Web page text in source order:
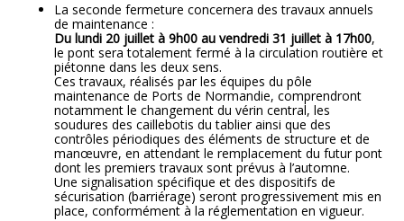
La seconde fermeture concernera des travaux annuels
de maintenance :
Du lundi 20 juillet à 9h00 au vendredi 31 juillet à 17h00,
le pont sera totalement fermé à la circulation routière et
piétonne dans les deux sens.
Ces travaux, réalisés par les équipes du pôle
maintenance de Ports de Normandie, comprendront
notamment le changement du vérin central, les
soudures des caillebotis du tablier ainsi que des
contrôles périodiques des éléments de structure et de
manœuvre, en attendant le remplacement du futur pont
dont les premiers travaux sont prévus à l’automne.
Une signalisation spécifique et des dispositifs de
sécurisation (barriérage) seront progressivement mis en
place, conformément à la réglementation en vigueur.